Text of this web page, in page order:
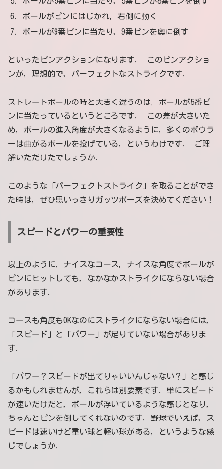
ボールがピンにはじかれ，右側に動く
ボールが9番ピンに当たり，9番ピンを奥に倒す
といったピンアクションになります． このピンアクショ
ンが，理想的で，パーフェクトなストライクです．
ストレートボールの時と大きく違うのは，ボールが5番ピ
ンに当たっているというところです． この差が大きいた
め，ボールの進入角度が大きくなるように，多くのボウラ
ーは曲がるボールを投げている，というわけです． ご理
解いただけたでしょうか．
このような「パーフェクトストライク」を取ることができ
た時は，ぜひ思いっきりガッツポーズを決めてください！
スピードとパワーの重要性
以上のように，ナイスなコース，ナイスな角度でボールが
ピンにヒットしても，なかなかストライクにならない場合
があります．
コースも角度もOKなのにストライクにならない場合には，
「スピード」と「パワー」が足りていない場合がありま
す．
「パワー？スピードが出てりゃいいんじゃない？」と感じ
るかもしれませんが，これらは別要素です．単にスピード
が速いだけだと，ボールが浮いているような感じとなり，
ちゃんとピンを倒してくれないのです．野球でいえば，ス
ピードは速いけど重い球と軽い球がある，というような感
じでしょうか．